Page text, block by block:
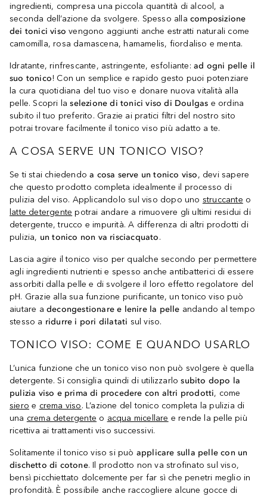
ingredienti, compresa una piccola quantità di alcool, a
seconda dell’azione da svolgere. Spesso alla composizione
dei tonici viso vengono aggiunti anche estratti naturali come
camomilla, rosa damascena, hamamelis, fiordaliso e menta.
Idratante, rinfrescante, astringente, esfoliante: ad ogni pelle il
suo tonico! Con un semplice e rapido gesto puoi potenziare
la cura quotidiana del tuo viso e donare nuova vitalità alla
pelle. Scopri laselezione di tonici viso di Doulgas e ordina
subito il tuo preferito. Grazie ai pratici filtri del nostro sito
potrai trovare facilmente il tonico viso più adatto a te.
A COSA SERVE UN TONICO VISO?
Se ti stai chiedendoa cosa serve un tonico viso, devi sapere
che questo prodotto completa idealmente il processo di
pulizia del viso. Applicandolo sul viso dopo uno struccante o
latte detergente potrai andare a rimuovere gli ultimi residui di
detergente, trucco e impurità. A differenza di altri prodotti di
pulizia, un tonico non va risciacquato.
Lascia agire il tonico viso per qualche secondo per permettere
agli ingredienti nutrienti e spesso anche antibatterici di essere
assorbiti dalla pelle e di svolgere il loro effetto regolatore del
pH. Grazie alla sua funzione purificante, un tonico viso può
aiutare adecongestionare e lenire la pelle andando al tempo
stesso a ridurre i pori dilatati sul viso.
TONICO VISO: COME E QUANDO USARLO
L’unica funzione che un tonico viso non può svolgere è quella
detergente. Si consiglia quindi di utilizzarlosubito dopo la
pulizia viso e prima di procedere con altri prodotti, come
siero e crema viso. L’azione del tonico completa la pulizia di
una crema detergente o acqua micellare e rende la pelle più
ricettiva ai trattamenti viso successivi.
Solitamente il tonico viso si può applicare sulla pelle con un
dischetto di cotone. Il prodotto non va strofinato sul viso,
bensì picchiettato dolcemente per far sì che penetri meglio in
profondità. È possibile anche raccogliere alcune gocce di